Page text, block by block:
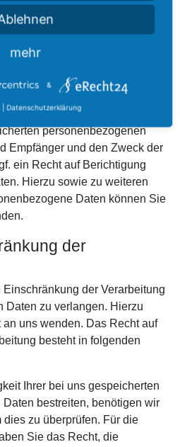
Verschlüsselung aktiviert ist,
an uns übermitteln, nicht von
und Berichtigung
geltenden gesetzlichen
Recht auf unentgeltliche
personenbezogenen
Empfänger und den Zweck der
ein Recht auf Berichtigung
Hierzu sowie zu weiteren
Daten können Sie
der
der Verarbeitung
Daten zu verlangen. Hierzu
uns wenden. Das Recht auf
besteht in folgenden
Ihrer bei uns gespeicherten
bestreiten, benötigen wir
dies zu überprüfen. Für die
Sie das Recht, die
mehr
&
Datenschutzerklärung